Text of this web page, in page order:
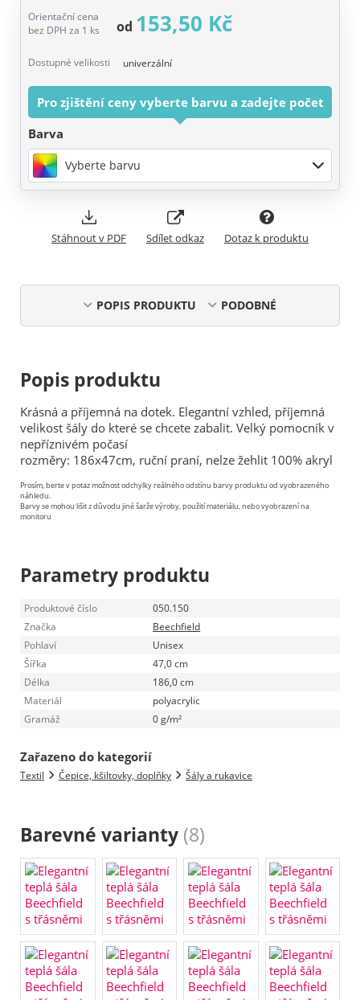
Orientační cena
bez DPH za 1 ks
od 153,50 Kč
Dostupné velikosti univerzální
Pro zjištění ceny vyberte barvu a zadejte počet
Barva
Vyberte barvu
Stáhnout v PDF Sdílet odkaz Dotaz k produktu
POPIS PRODUKTU PODOBNÉ
Popis produktu
Krásná a příjemná na dotek. Elegantní vzhled, příjemná
velikost šály do které se chcete zabalit. Velký pomocník v
nepříznivém počasí
rozměry: 186x47cm, ruční praní, nelze žehlit 100% akryl
Prosím, berte v potaz možnost odchylky reálného odstínu barvy produktu od vyobrazeného
náhledu.
Barvy se mohou lišit z důvodu jiné šarže výroby, použití materiálu, nebo vyobrazení na
monitoru
Parametry produktu
Produktové číslo
050.150
Značka
Beechfield
Pohlaví
Unisex
Šířka
47,0 cm
Délka
186,0 cm
Materiál
polyacrylic
Gramáž
0 g/m²
Zařazeno do kategorií
Textil Čepice, kšiltovky, doplňky Šály a rukavice
Barevné varianty (8)